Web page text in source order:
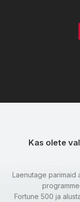
Kas olete
Laenutage parimaid
Fortune 500 ja